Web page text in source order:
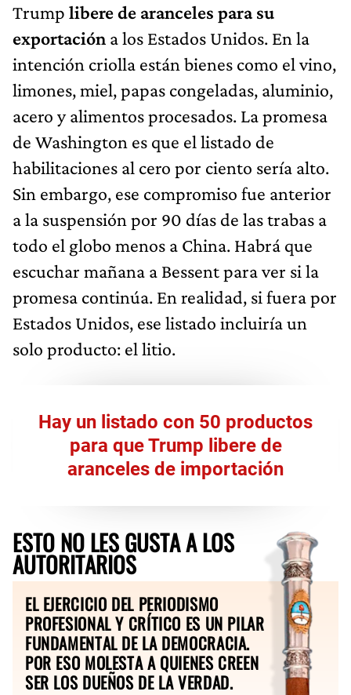
Trump libere de aranceles para su
exportación a los Estados Unidos. En la
intención criolla están bienes como el vino,
limones, miel, papas congeladas, aluminio,
acero y alimentos procesados. La promesa
de Washington es que el listado de
habilitaciones al cero por ciento sería alto.
Sin embargo, ese compromiso fue anterior
a la suspensión por 90 días de las trabas a
todo el globo menos a China. Habrá que
escuchar mañana a Bessent para ver si la
promesa continúa. En realidad, si fuera por
Estados Unidos, ese listado incluiría un
solo producto: el litio.
Hay un listado con 50 productos
para que Trump libere de
aranceles de importación
ESTO NO LES GUSTA A LOS
AUTORITARIOS
EL EJERCICIO DEL PERIODISMO
PROFESIONAL Y CRÍTICO ES UN PILAR
FUNDAMENTAL DE LA DEMOCRACIA.
POR ESO MOLESTA A QUIENES CREEN
SER LOS DUEÑOS DE LA VERDAD.